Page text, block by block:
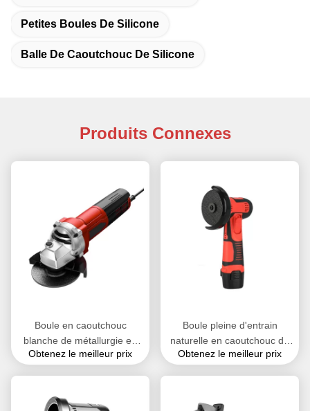
Petites Boules De Silicone
Balle De Caoutchouc De Silicone
Produits Connexes
Boule en caoutchouc
blanche de métallurgie en
métal avec des trous,
silicone
Obtenez le meilleur prix
Boule pleine d'entrain
naturelle en caoutchouc de
silicone pour l'OEM de
Obtenez le meilleur prix